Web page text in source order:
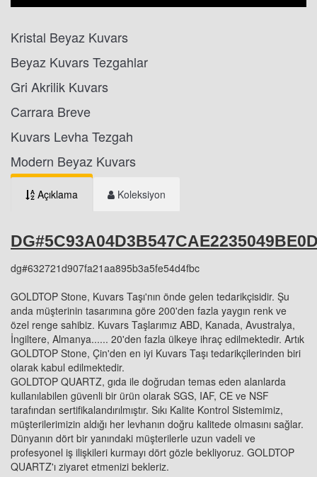
Kristal Beyaz Kuvars
Beyaz Kuvars Tezgahlar
Gri Akrilik Kuvars
Carrara Breve
Kuvars Levha Tezgah
Modern Beyaz Kuvars
Açıklama Koleksiyon
dg#632721d907fa21aa895b3a5fe54d4fbc
GOLDTOP Stone, Kuvars Taşı'nın önde gelen tedarikçisidir. Şu
anda müşterinin tasarımına göre 200'den fazla yaygın renk ve
özel renge sahibiz. Kuvars Taşlarımız ABD, Kanada, Avustralya,
İngiltere, Almanya...... 20'den fazla ülkeye ihraç edilmektedir. Artık
GOLDTOP Stone, Çin'den en iyi Kuvars Taşı tedarikçilerinden biri
olarak kabul edilmektedir.
GOLDTOP QUARTZ, gıda ile doğrudan temas eden alanlarda
kullanılabilen güvenli bir ürün olarak SGS, IAF, CE ve NSF
tarafından sertifikalandırılmıştır. Sıkı Kalite Kontrol Sistemimiz,
müşterilerimizin aldığı her levhanın doğru kalitede olmasını sağlar.
Dünyanın dört bir yanındaki müşterilerle uzun vadeli ve
profesyonel iş ilişkileri kurmayı dört gözle bekliyoruz. GOLDTOP
QUARTZ'ı ziyaret etmenizi bekleriz.